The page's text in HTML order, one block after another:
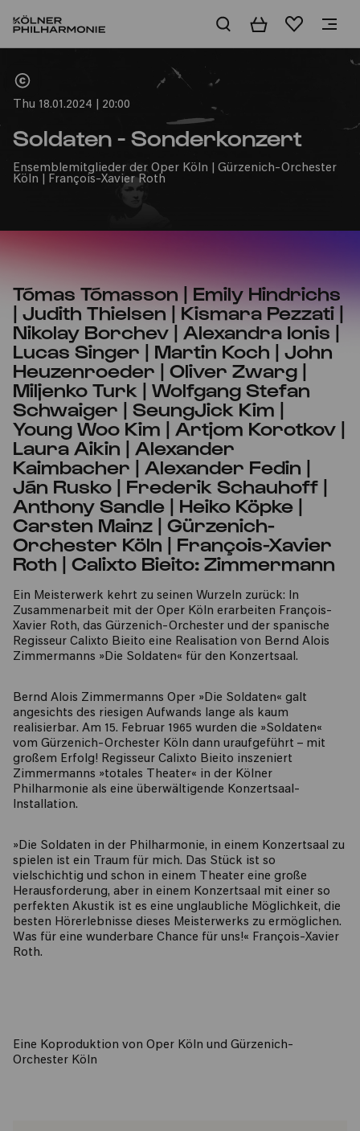
BasketWishlist
Thu 18.01.2024 | 20:00
Soldaten - Sonderkonzert
Ensemblemitglieder der Oper Köln | Gürzenich-Orchester
Köln | François-Xavier Roth
Tómas Tómasson | Emily Hindrichs
| Judith Thielsen | Kismara Pezzati |
Nikolay Borchev | Alexandra Ionis |
Lucas Singer | Martin Koch | John
Heuzenroeder | Oliver Zwarg |
Miljenko Turk | Wolfgang Stefan
Schwaiger | SeungJick Kim |
Young Woo Kim | Artjom Korotkov |
Laura Aikin | Alexander
Kaimbacher | Alexander Fedin |
Ján Rusko | Frederik Schauhoff |
Anthony Sandle | Heiko Köpke |
Carsten Mainz | Gürzenich-
Orchester Köln | François-Xavier
Roth | Calixto Bieito: Zimmermann
Ein Meisterwerk kehrt zu seinen Wurzeln zurück: In
Zusammenarbeit mit der Oper Köln erarbeiten François-
Xavier Roth, das Gürzenich-Orchester und der spanische
Regisseur Calixto Bieito eine Realisation von Bernd Alois
Zimmermanns »Die Soldaten« für den Konzertsaal.
Bernd Alois Zimmermanns Oper »Die Soldaten« galt
angesichts des riesigen Aufwands lange als kaum
realisierbar. Am 15. Februar 1965 wurden die »Soldaten«
vom Gürzenich-Orchester Köln dann uraufgeführt – mit
großem Erfolg! Regisseur Calixto Bieito inszeniert
Zimmermanns »totales Theater« in der Kölner
Philharmonie als eine überwältigende Konzertsaal-
Installation.
»Die Soldaten in der Philharmonie, in einem Konzertsaal zu
spielen ist ein Traum für mich. Das Stück ist so
vielschichtig und schon in einem Theater eine große
Herausforderung, aber in einem Konzertsaal mit einer so
perfekten Akustik ist es eine unglaubliche Möglichkeit, die
besten Hörerlebnisse dieses Meisterwerks zu ermöglichen.
Was für eine wunderbare Chance für uns!« François-Xavier
Roth.
Eine Koproduktion von Oper Köln und Gürzenich-
Orchester Köln